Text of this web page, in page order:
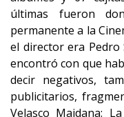
últimas fueron
permanente a la
el director era Pedro
encontró con que
decir negativos,
publicitarios,
Velasco Maidana: